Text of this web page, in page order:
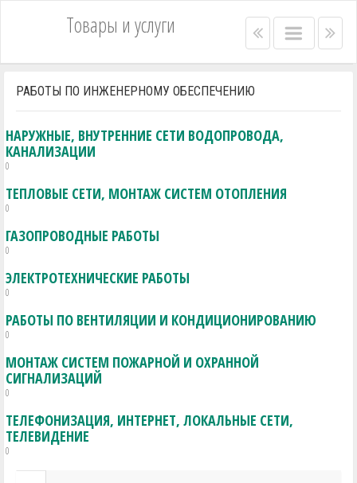
Товары и услуги Left
bar
Main
menu
Right
menu
bar
РАБОТЫ ПО ИНЖЕНЕРНОМУ ОБЕСПЕЧЕНИЮ
НАРУЖНЫЕ, ВНУТРЕННИЕ СЕТИ ВОДОПРОВОДА,
КАНАЛИЗАЦИИ
0
ТЕПЛОВЫЕ СЕТИ, МОНТАЖ СИСТЕМ ОТОПЛЕНИЯ
0
ГАЗОПРОВОДНЫЕ РАБОТЫ
0
ЭЛЕКТРОТЕХНИЧЕСКИЕ РАБОТЫ
0
РАБОТЫ ПО ВЕНТИЛЯЦИИ И КОНДИЦИОНИРОВАНИЮ
0
МОНТАЖ СИСТЕМ ПОЖАРНОЙ И ОХРАННОЙ
СИГНАЛИЗАЦИЙ
0
ТЕЛЕФОНИЗАЦИЯ, ИНТЕРНЕТ, ЛОКАЛЬНЫЕ СЕТИ,
ТЕЛЕВИДЕНИЕ
0